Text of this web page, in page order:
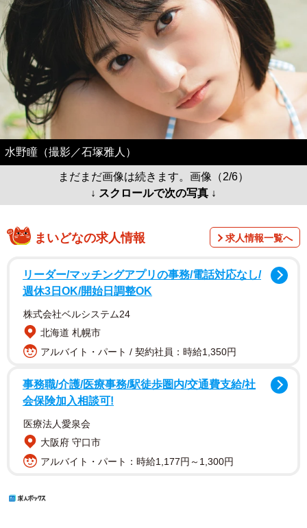
水野瞳（撮影／石塚雅人）
まだまだ画像は続きます。画像（2/6）
↓ スクロールで次の写真 ↓
まいどなの求人情報 求人情報一覧へ
リーダー/マッチングアプリの事務/電話対応なし/
週休3日OK/開始日調整OK
株式会社ベルシステム24
北海道 札幌市
アルバイト・パート / 契約社員：時給1,350円
事務職/介護/医療事務/駅徒歩圏内/交通費支給/社
会保険加入相談可!
医療法人愛泉会
大阪府 守口市
アルバイト・パート：時給1,177円～1,300円